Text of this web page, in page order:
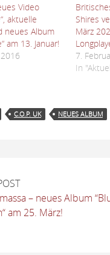
Video
aktuelle
neues Album
am 13. Januar!
Shires
März
7.
In
C.O.P. UK NEUES ALBUM
– neues Album
am 25. März!